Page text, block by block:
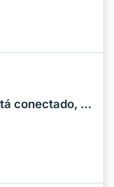
Windows dice que el Wi-Fi está conectado, pero no abren las webs